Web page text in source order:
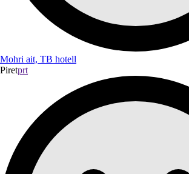
Mohri ait, TB hotell
Piretprt